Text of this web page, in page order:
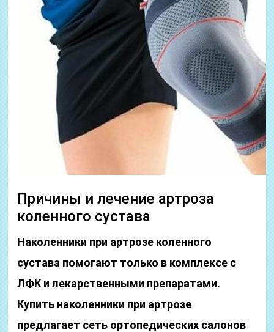
Причины и лечение артроза
коленного сустава
Наколенники при артрозе коленного
сустава помогают только в комплексе с
ЛФК и лекарственными препаратами.
Купить наколенники при артрозе
предлагает сеть ортопедических салонов